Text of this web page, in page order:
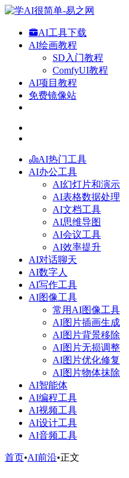
AI工具下载
AI绘画教程
SD入门教程
ComfyUI教程
AI项目教程
免费镜像站
AI热门工具
AI办公工具
AI幻灯片和演示
AI表格数据处理
AI文档工具
AI思维导图
AI会议工具
AI效率提升
AI对话聊天
AI数字人
AI写作工具
AI图像工具
常用AI图像工具
AI图片插画生成
AI图片背景移除
AI图片无损调整
AI图片优化修复
AI图片物体抹除
AI智能体
AI编程工具
AI视频工具
AI设计工具
AI音频工具
首页•AI前沿•正文